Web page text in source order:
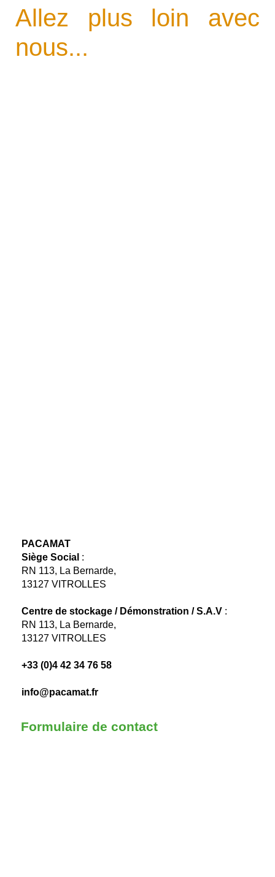
Allez plus loin avec
nous...
PACAMAT
Siège Social :
RN 113, La Bernarde,
13127 VITROLLES
Centre de stockage / Démonstration / S.A.V :
RN 113, La Bernarde,
13127 VITROLLES
+33 (0)4 42 34 76 58
info@pacamat.fr
Formulaire de contact